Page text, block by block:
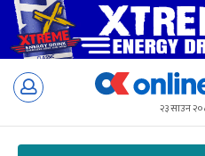
Skip
२३ साउन